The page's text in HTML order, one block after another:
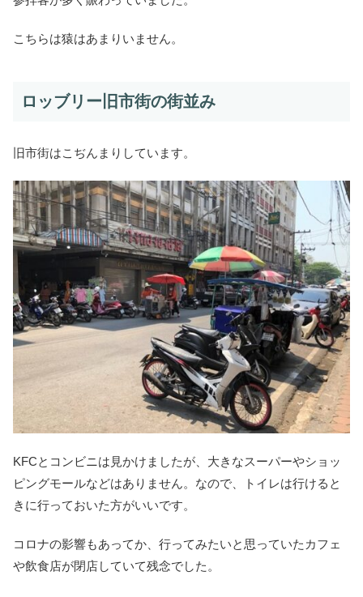
こちらは猿はあまりいません。
ロッブリー旧市街の街並み
旧市街はこぢんまりしています。
KFCとコンビニは見かけましたが、大きなスーパーやショッ
ピングモールなどはありません。なので、トイレは行けると
きに行っておいた方がいいです。
コロナの影響もあってか、行ってみたいと思っていたカフェ
や飲食店が閉店していて残念でした。